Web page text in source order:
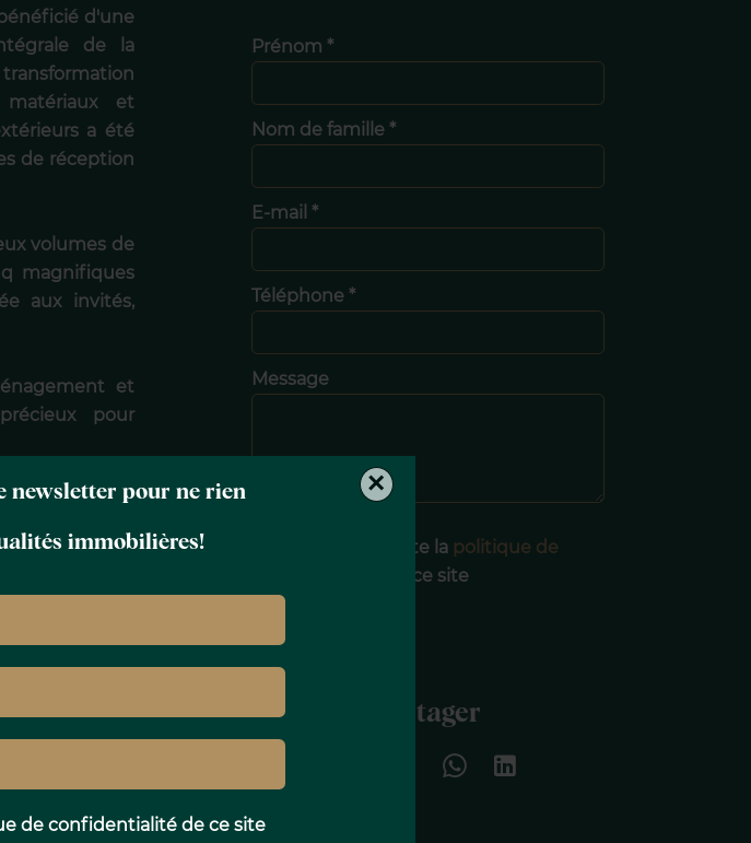
newsletter pour ne rien
immobilières!
de confidentialité de ce site
×
d'une
de la
et
a été
de réception
volumes de
magnifiques
aux invités,
et
pour
destinées au
de la
par une
sur l'Atlas,
et une
de lieux
Prénom *
Nom de famille *
E-mail *
Téléphone *
Message
J’ai lu et j'accepte la politique de
de ce site
Partager